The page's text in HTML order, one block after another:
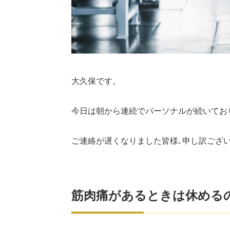
大久保です。
今日は朝から連続でパーソナルが続いて
ご連絡が遅くなりました皆様､申し訳ござ
筋肉痛があるときは休める